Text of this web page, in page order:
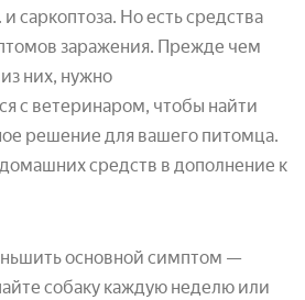
саркоптоза. Но есть средства
заражения. Прежде чем
них, нужно
с ветеринаром, чтобы найти
решение для вашего питомца.
средств в дополнение к
основной симптом —
собаку каждую неделю или